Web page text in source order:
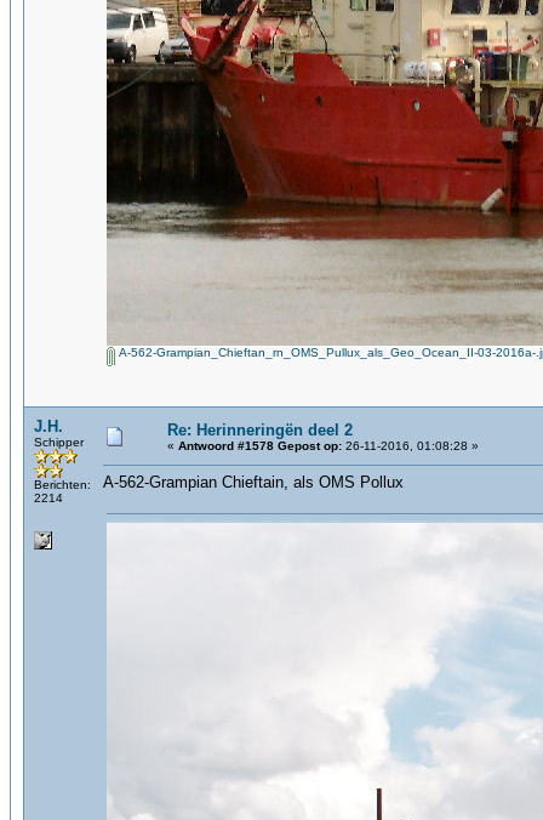
A-562-Grampian_Chieftan_rn_OMS_Pullux_als_Geo_Ocean_II-03-2016a-
J.H.
Schipper
Berichten:
2214
Re: Herinneringën deel 2
« Antwoord #1578 Gepost op: 26-11-2016, 01:08:28 »
A-562-Grampian Chieftain, als OMS Pollux